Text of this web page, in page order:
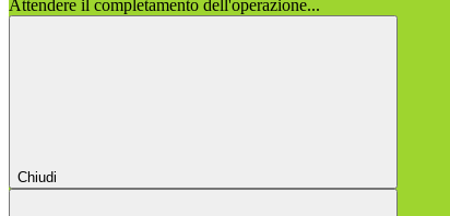
Attendere il completamento dell'operazione...
Chiudi